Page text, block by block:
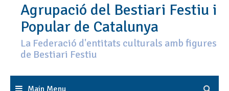
Agrupació del Bestiari Festiu i
Popular de Catalunya
La Federació d'entitats culturals amb figures
de Bestiari Festiu
Main Menu